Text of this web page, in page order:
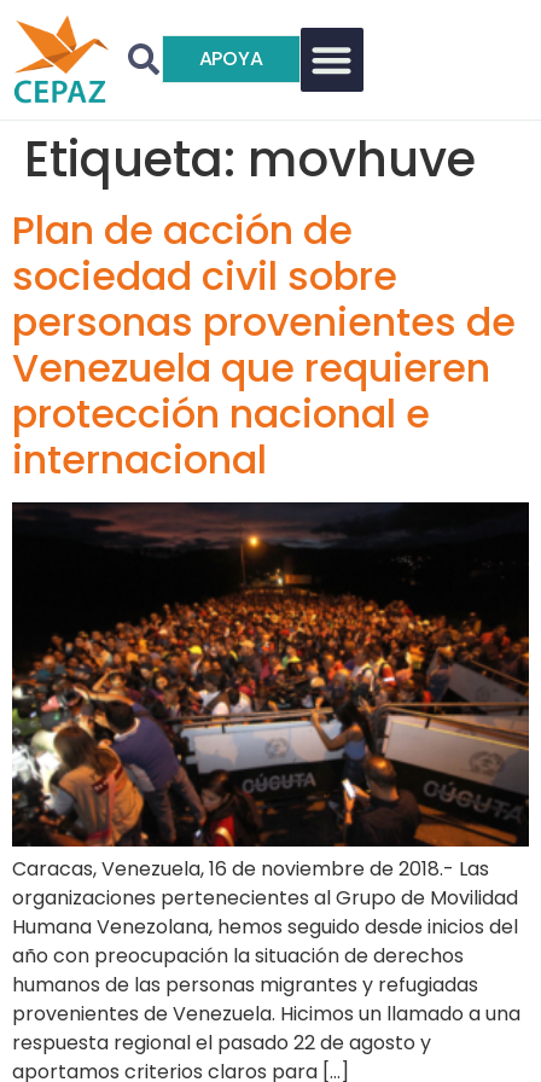
APOYA
Etiqueta: movhuve
Plan de acción de
sociedad civil sobre
personas provenientes de
Venezuela que requieren
protección nacional e
internacional
Caracas, Venezuela, 16 de noviembre de 2018.- Las
organizaciones pertenecientes al Grupo de Movilidad
Humana Venezolana, hemos seguido desde inicios del
año con preocupación la situación de derechos
humanos de las personas migrantes y refugiadas
provenientes de Venezuela. Hicimos un llamado a una
respuesta regional el pasado 22 de agosto y
aportamos criterios claros para […]